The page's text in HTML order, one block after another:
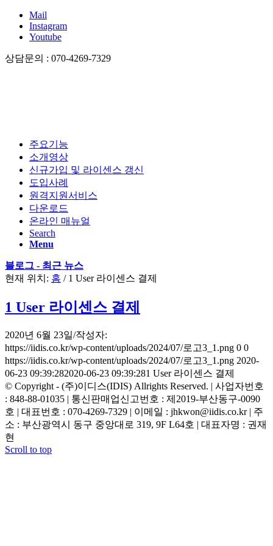
Mail
Instagram
Youtube
상담문의 : 070-4269-7329
주요기능
소개영상
신규가입 및 라이센스 갱신
도입사례
원격지원서비스
다운로드
온라인 매뉴얼
Search
Menu
블로그 - 최근 뉴스
현재 위치: 홈 / 1 User 라이센스 결제
1 User 라이센스 결제
2020년 6월 23일/작성자:
https://iidis.co.kr/wp-content/uploads/2024/07/로고3_1.png 0 0
https://iidis.co.kr/wp-content/uploads/2024/07/로고3_1.png 2020-
06-23 09:39:282020-06-23 09:39:281 User 라이센스 결제
© Copyright - (주)이디스(IDIS) Allrights Reserved. | 사업자번호
: 848-88-01035 | 통신판매업신고번호 : 제2019-부산동구-0090
호 | 대표번호 : 070-4269-7329 | 이메일 : jhkwon@iidis.co.kr | 주
소 : 부산광역시 동구 중앙대로 319, 9F L64호 | 대표자명 : 권재
현
Scroll to top